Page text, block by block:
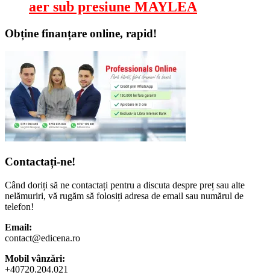
aer sub presiune MAYLEA
Obține finanțare online, rapid!
Contactați-ne!
Când doriți să ne contactați pentru a discuta despre preț sau alte
nelămuriri, vă rugăm să folosiți adresa de email sau numărul de
telefon!
Email:
contact@edicena.ro
Mobil vânzări:
+40720.204.021